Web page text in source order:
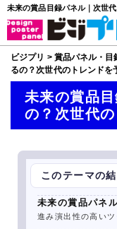
未来の賞品目録パネル｜次世
ビジプリ > 賞品パネル・目
るの？次世代のトレンドを
未来の賞品
の？次世代
このテーマの
未来の賞品パネ
進み演出性の高い